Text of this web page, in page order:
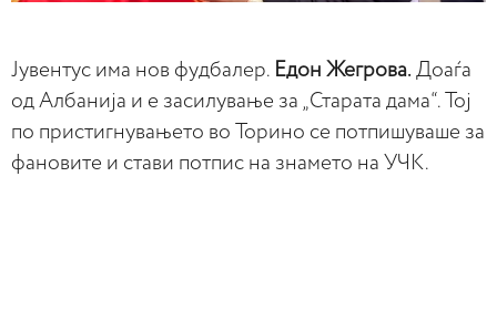
Јувентус има нов фудбалер. Едон Жегрова. Доаѓа
од Албанија и е засилување за „Старата дама“. Тој
по пристигнувањето во Торино се потпишуваше за
фановите и стави потпис на знамето на УЧК.